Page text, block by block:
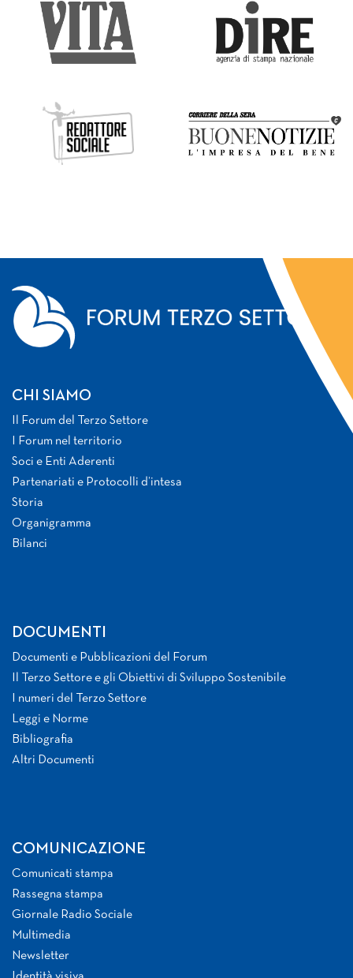
CHI SIAMO
Il Forum del Terzo Settore
I Forum nel territorio
Soci e Enti Aderenti
Partenariati e Protocolli d’intesa
Storia
Organigramma
Bilanci
DOCUMENTI
Documenti e Pubblicazioni del Forum
Il Terzo Settore e gli Obiettivi di Sviluppo Sostenibile
I numeri del Terzo Settore
Leggi e Norme
Bibliografia
Altri Documenti
COMUNICAZIONE
Comunicati stampa
Rassegna stampa
Giornale Radio Sociale
Multimedia
Newsletter